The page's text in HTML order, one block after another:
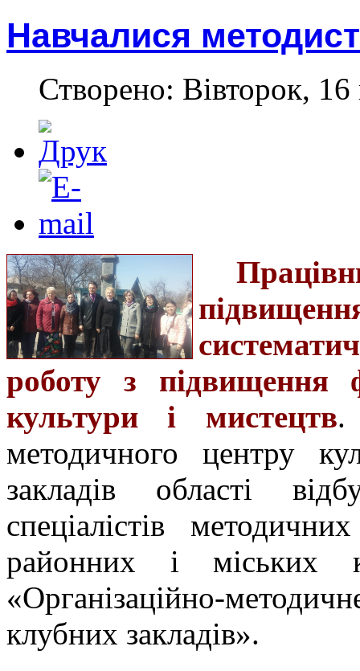
Навчалися
Створено: Вівторок,
роботу з підвищення
культури і мистецтв.
методичного центру
закладів області
спеціалістів
районних і міських
«Організаційно-
клубних закладів».